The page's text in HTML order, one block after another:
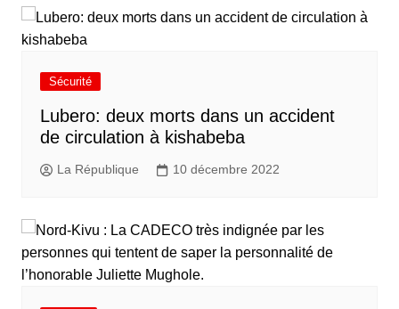
Sécurité
Lubero: deux morts dans un accident
de circulation à kishabeba
La République 10 décembre 2022